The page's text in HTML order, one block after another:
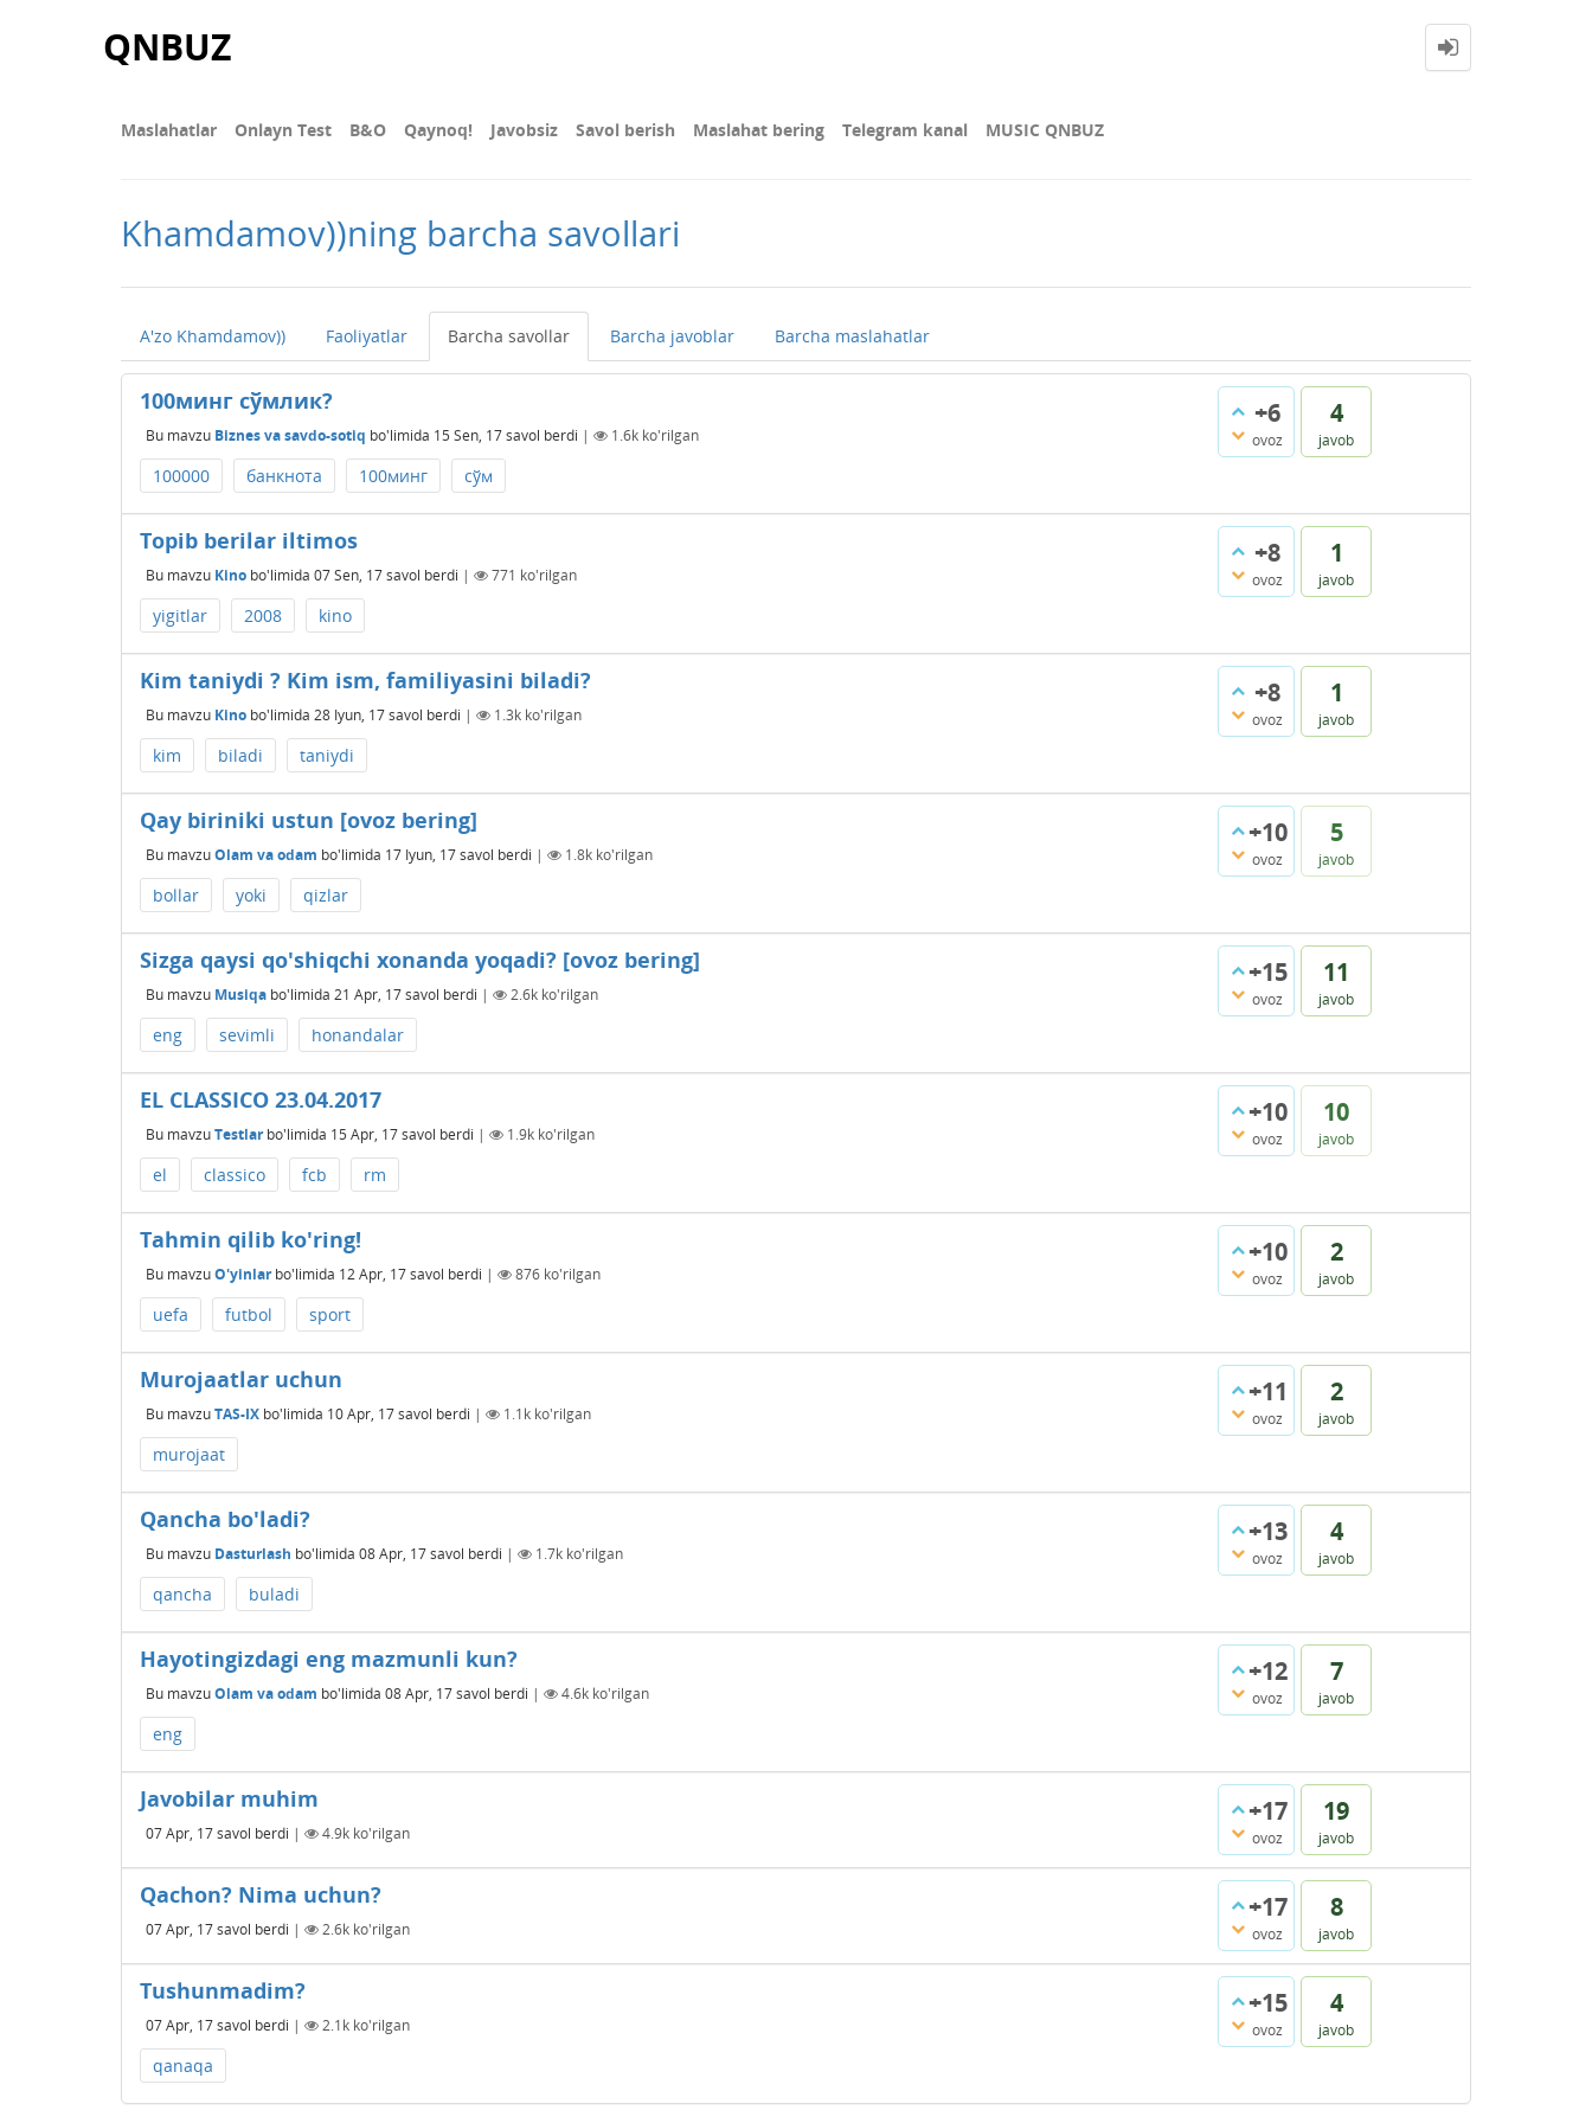
QNBUZ
Maslahatlar Onlayn Test В&О Qaynoq! Javobsiz Savol berish Maslahat bering Telegram kanal MUSIC QNBUZ
Khamdamov))ning barcha savollari
A'zo Khamdamov)) Faoliyatlar Barcha savollar Barcha javoblar Barcha maslahatlar
+6
ovoz
4
javob
100минг сўмлик?
Bu mavzu Biznes va savdo-sotiq bo'limida 15 Sen, 17savol berdi | 1.6k ko'rilgan
100000 банкнота 100минг сўм
+8
ovoz
1
javob
Topib berilar iltimos
Bu mavzu Kino bo'limida 07 Sen, 17savol berdi | 771 ko'rilgan
yigitlar 2008 kino
+8
ovoz
1
javob
Kim taniydi ? Kim ism, familiyasini biladi?
Bu mavzu Kino bo'limida 28 Iyun, 17savol berdi | 1.3k ko'rilgan
kim biladi taniydi
+10
ovoz
5
javob
Qay biriniki ustun [ovoz bering]
Bu mavzuOlam va odam bo'limida 17 Iyun, 17savol berdi | 1.8k ko'rilgan
bollar yoki qizlar
+15
ovoz
11
javob
Sizga qaysi qo'shiqchi xonanda yoqadi? [ovoz bering]
Bu mavzu Musiqa bo'limida 21 Apr, 17savol berdi | 2.6k ko'rilgan
eng sevimli honandalar
+10
ovoz
10
javob
EL CLASSICO 23.04.2017
Bu mavzuTestlarbo'limida 15 Apr, 17savol berdi | 1.9k ko'rilgan
el classico fcb rm
+10
ovoz
2
javob
Tahmin qilib ko'ring!
Bu mavzuO'yinlarbo'limida 12 Apr, 17savol berdi | 876 ko'rilgan
uefa futbol sport
+11
ovoz
2
javob
Murojaatlar uchun
Bu mavzuTAS-IX bo'limida 10 Apr, 17savol berdi | 1.1k ko'rilgan
murojaat
+13
ovoz
4
javob
Qancha bo'ladi?
Bu mavzu Dasturlash bo'limida 08 Apr, 17savol berdi | 1.7k ko'rilgan
qancha buladi
+12
ovoz
7
javob
Hayotingizdagi eng mazmunli kun?
Bu mavzuOlam va odam bo'limida 08 Apr, 17savol berdi | 4.6k ko'rilgan
eng
+17
ovoz
19
javob
Javobilar muhim
07 Apr, 17savol berdi | 4.9k ko'rilgan
+17
ovoz
8
javob
Qachon? Nima uchun?
07 Apr, 17savol berdi | 2.6k ko'rilgan
+15
ovoz
4
javob
Tushunmadim?
07 Apr, 17savol berdi | 2.1k ko'rilgan
qanaqa